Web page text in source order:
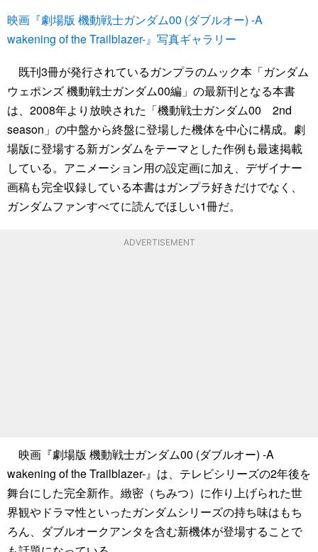
映画『劇場版 機動戦士ガンダム00 (ダブルオー) -A
wakening of the Trailblazer-』写真ギャラリー
既刊3冊が発行されているガンプラのムック本「ガンダム
ウェポンズ 機動戦士ガンダム00編」の最新刊となる本書
は、2008年より放映された「機動戦士ガンダム00 2nd
season」の中盤から終盤に登場した機体を中心に構成。劇
場版に登場する新ガンダムをテーマとした作例も最速掲載
している。アニメーション用の設定画に加え、デザイナー
画稿も完全収録している本書はガンプラ好きだけでなく、
ガンダムファンすべてに読んでほしい1冊だ。
ADVERTISEMENT
映画『劇場版 機動戦士ガンダム00 (ダブルオー) -A
wakening of the Trailblazer-』は、テレビシリーズの2年後を
舞台にした完全新作。緻密（ちみつ）に作り上げられた世
界観やドラマ性といったガンダムシリーズの持ち味はもち
ろん、ダブルオークアンタを含む新機体が登場することで